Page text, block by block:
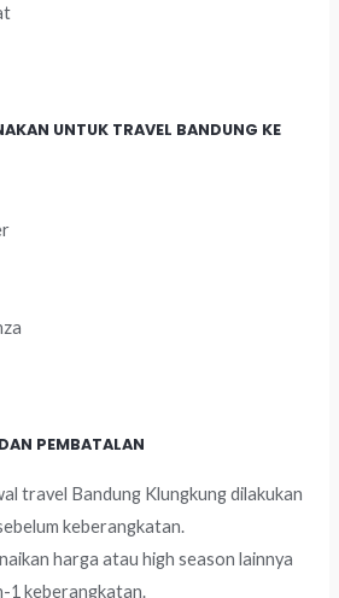
UNTUK TRAVEL BANDUNG KE
PEMBATALAN
travel Bandung Klungkung dilakukan
keberangkatan.
harga atau high season lainnya
1 keberangkatan.